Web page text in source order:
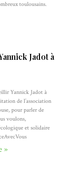
toulousains.
Jadot à
Yannick Jadot à
de l’association
pour parler de
voulons,
et solidaire
»